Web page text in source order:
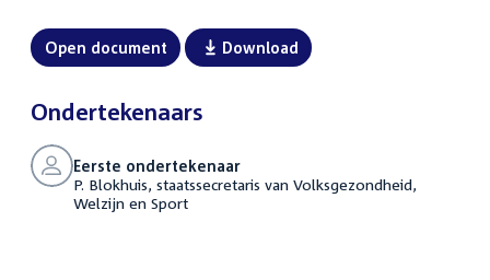
Open document Download
Ondertekenaars
Eerste ondertekenaar
P. Blokhuis, staatssecretaris van Volksgezondheid,
Welzijn en Sport